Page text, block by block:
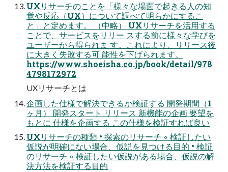
UXリサーチのことを「様々な場面で起きる人の知
覚や反応（UX）について調べて明らかにするこ
と」と定めます。 （中略） UXリサーチを活用する
ことで、サービスをリリー スする前に様々な学びを
ユーザーから得られま す。これにより、リリース後
に大きく失敗する可 能性を下げられます。
https://www.shoeisha.co.jp/book/detail/978
4798172972
UXリサーチとは
企画した仕様で解決できるか検証する 開発期間（1
ヶ月） 開発スタート リリース 新機能の企画 要望を
もとに 仕様を企画する この仕様を検証すれば良い
UXリサーチの種類 • 探索のリサーチ ◦ 検証したい
仮説が明確にない場合、仮説を見つける目的 • 検証
のリサーチ ◦ 検証したい仮説がある場合、仮説の解
決方法を検証する目的